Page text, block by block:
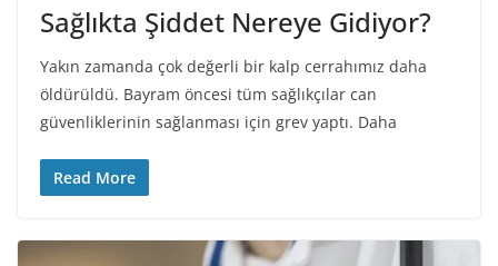
Sağlıkta Şiddet Nereye Gidiyor?
Yakın zamanda çok değerli bir kalp cerrahımız daha
öldürüldü. Bayram öncesi tüm sağlıkçılar can
güvenliklerinin sağlanması için grev yaptı. Daha
Read More